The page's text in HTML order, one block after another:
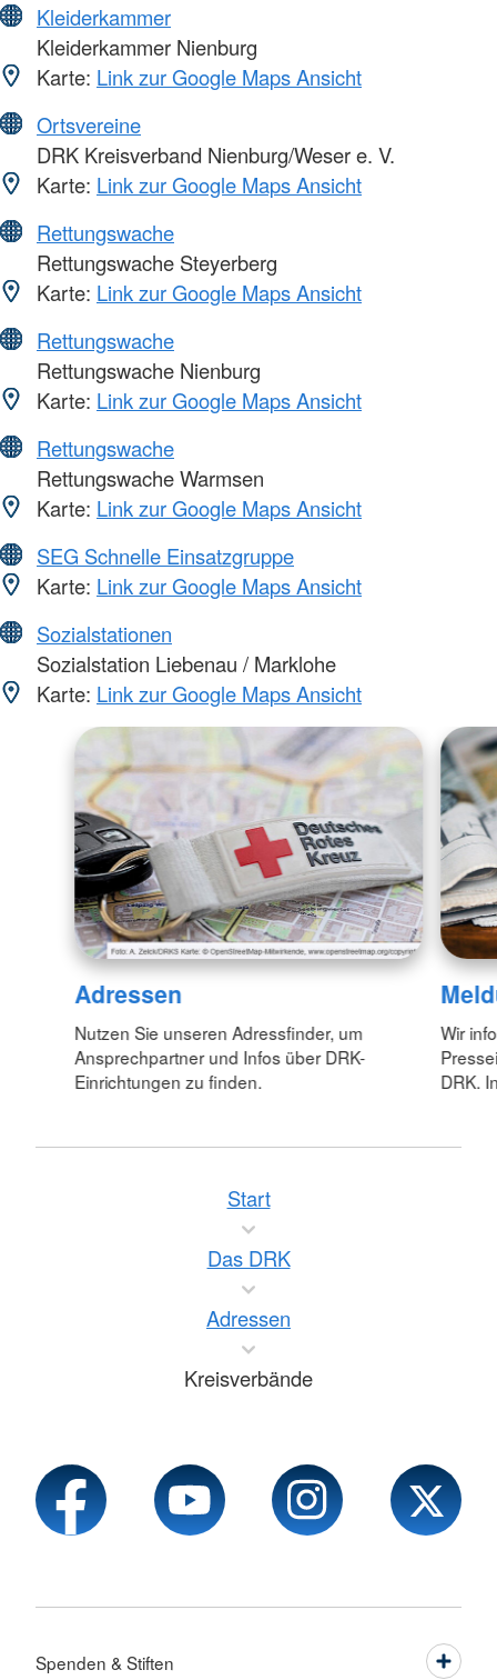
Kleiderkammer
Kleiderkammer Nienburg
Karte: Link zur Google Maps Ansicht
Ortsvereine
DRK Kreisverband Nienburg/Weser e. V.
Karte: Link zur Google Maps Ansicht
Rettungswache
Rettungswache Steyerberg
Karte: Link zur Google Maps Ansicht
Rettungswache
Rettungswache Nienburg
Karte: Link zur Google Maps Ansicht
Rettungswache
Rettungswache Warmsen
Karte: Link zur Google Maps Ansicht
SEG Schnelle Einsatzgruppe
Karte: Link zur Google Maps Ansicht
Sozialstationen
Sozialstation Liebenau / Marklohe
Karte: Link zur Google Maps Ansicht
Adressen
Nutzen Sie unseren Adressfinder, um
Ansprechpartner und Infos über DRK-
Einrichtungen zu finden.
Wir
DRK.
Start
Das DRK
Adressen
Kreisverbände
Spenden & Stiften